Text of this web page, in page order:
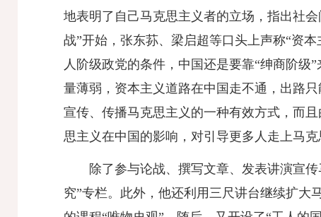
地表明了自己马克思主义者的立场，指出社
战”开始，张东荪、梁启超等口头上声称“资
人阶级政党的条件，中国还是要靠“绅商阶级
量薄弱，资本主义道路在中国走不通，出路
宣传、传播马克思主义的一种有效方式，而
思主义在中国的影响，对引导更多人走上马克
除了参与论战、撰写文章、发表讲演宣
究”专栏。此外，他还利用三尺讲台继续扩大